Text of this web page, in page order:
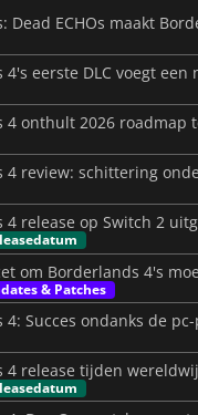
4 release op Switch 2
& Patches
4: Succes ondanks de
4 release tijden